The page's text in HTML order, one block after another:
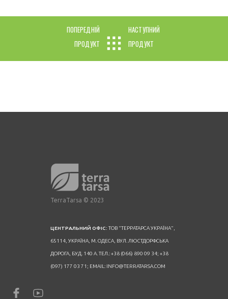
ПОПЕРЕДНІЙ
ПРОДУКТ
НАСТУПНИЙ
ПРОДУКТ
TerraTarsa © 2023
ЦЕНТРАЛЬНИЙ ОФІС: ТОВ “ТЕРРАТАРСА УКРАЇНА”,
65114, УКРАЇНА, М. ОДЕСА, ВУЛ. ЛЮСТДОРФСЬКА
ДОРОГА, БУД. 140 А. ТЕЛ.: +38 (066) 890 09 34; +38
(097) 177 03 71; EMAIL: INFO@TERRATARSA.COM